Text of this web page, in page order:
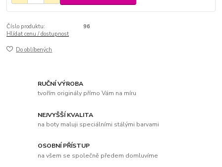
Číslo produktu:
96
Hlídat cenu / dostupnost
Do oblíbených
RUČNÍ VÝROBA
tvořím originály přímo Vám na míru
NEJVYŠŠÍ KVALITA
na boty maluji speciálními stálými barvami
OSOBNÍ PŘÍSTUP
na všem se společně předem domluvíme